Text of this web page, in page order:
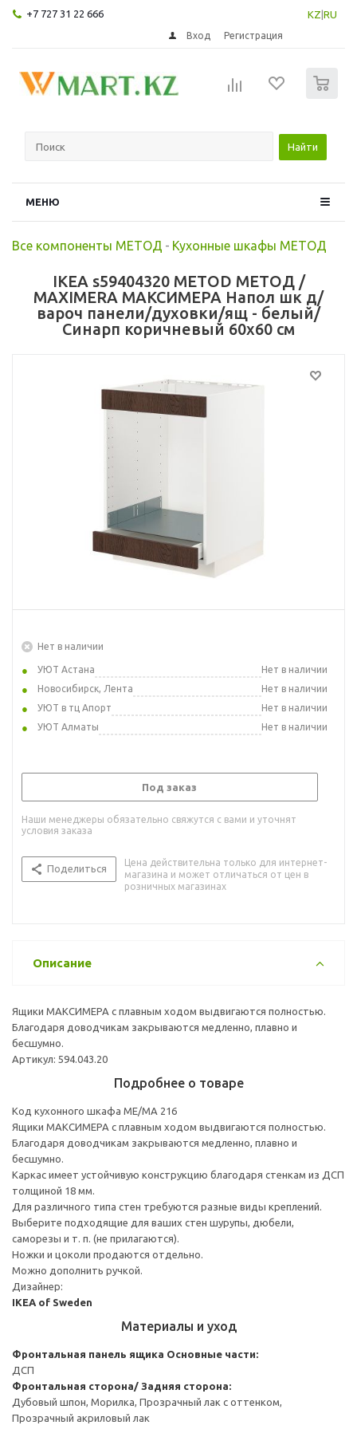
+7 727 31 22 666 KZ RU
Вход Регистрация
Найти
МЕНЮ
Все компоненты МЕТОД - Кухонные шкафы МЕТОД
IKEA s59404320 METOD МЕТОД /
MAXIMERA МАКСИМЕРА Напол шк д/
вароч панели/духовки/ящ - белый/
Синарп коричневый 60x60 см
Нет в наличии
УЮТ Астана
Нет в наличии
Новосибирск, Лента
Нет в наличии
УЮТ в тц Апорт
Нет в наличии
УЮТ Алматы
Нет в наличии
Под заказ
Наши менеджеры обязательно свяжутся с вами и уточнят
условия заказа
Поделиться
Цена действительна только для интернет-
магазина и может отличаться от цен в
розничных магазинах
Описание
Ящики МАКСИМЕРА с плавным ходом выдвигаются полностью.
Благодаря доводчикам закрываются медленно, плавно и
бесшумно.
Артикул: 594.043.20
Подробнее о товаре
Код кухонного шкафа ME/MA 216
Ящики МАКСИМЕРА с плавным ходом выдвигаются полностью.
Благодаря доводчикам закрываются медленно, плавно и
бесшумно.
Каркас имеет устойчивую конструкцию благодаря стенкам из ДСП
толщиной 18 мм.
Для различного типа стен требуются разные виды креплений.
Выберите подходящие для ваших стен шурупы, дюбели,
саморезы и т. п. (не прилагаются).
Ножки и цоколи продаются отдельно.
Можно дополнить ручкой.
Дизайнер:
IKEA of Sweden
Материалы и уход
Фронтальная панель ящика Основные части:
ДСП
Фронтальная сторона/ Задняя сторона:
Дубовый шпон, Морилка, Прозрачный лак с оттенком,
Прозрачный акриловый лак